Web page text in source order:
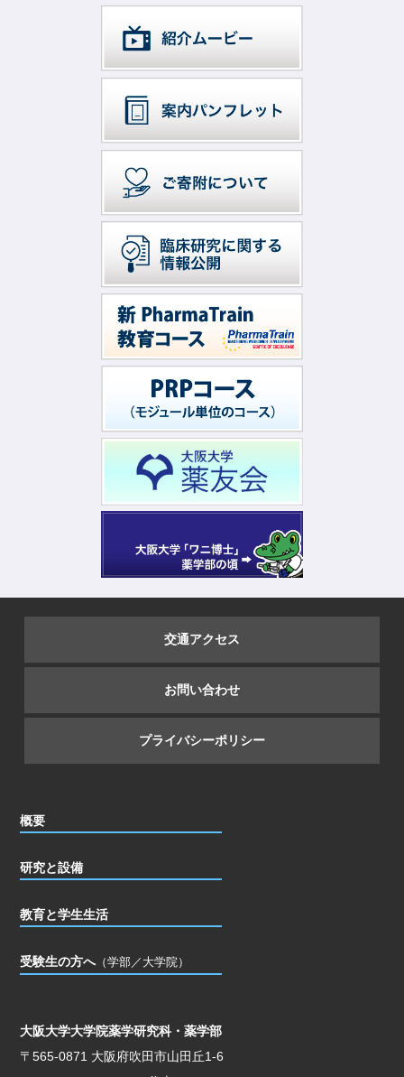
交通アクセス
お問い合わせ
プライバシーポリシー
概要
研究と設備
教育と学生生活
受験生の方へ（学部／大学院）
大阪大学大学院薬学研究科・薬学部
〒565-0871 大阪府吹田市山田丘1-6